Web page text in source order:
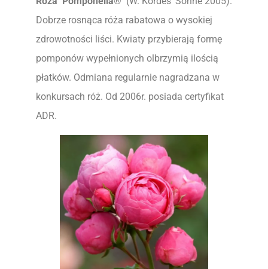
Dobrze rosnąca róża rabatowa o wysokiej
zdrowotności liści. Kwiaty przybierają formę
pomponów wypełnionych olbrzymią ilością
płatków. Odmiana regularnie nagradzana w
konkursach róż. Od 2006r. posiada certyfikat
ADR.